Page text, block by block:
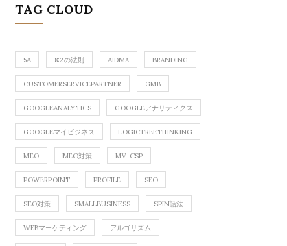
TAG CLOUD
5A 8:2の法則 AIDMA BRANDING
CUSTOMERSERVICEPARTNER GMB
GOOGLEANALYTICS GOOGLEアナリティクス
GOOGLEマイビジネス LOGICTREETHINKING
MEO MEO対策 MV-CSP
POWERPOINT PROFILE SEO
SEO対策 SMALLBUSINESS SPIN話法
WEBマーケティング アルゴリズム